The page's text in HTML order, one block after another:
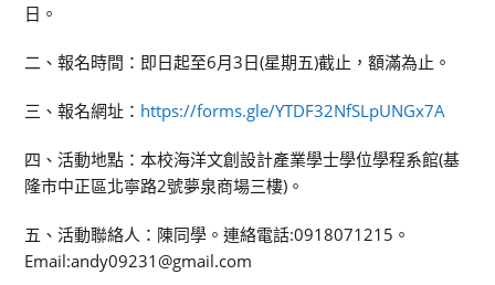
日。
二、報名時間：即日起至6月3日(星期五)截止，額滿為止。
三、報名網址： https://forms.gle/YTDF32NfSLpUNGx7A
四、活動地點：本校海洋文創設計產業學士學位學程系館(基
隆市中正區北寧路2號夢泉商場三樓)。
五、活動聯絡人：陳同學。連絡電話:0918071215。
Email:andy09231@gmail.com